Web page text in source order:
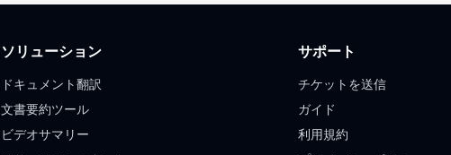
ソリューション
ドキュメント翻訳
文書要約ツール
ビデオサマリー
サポート
チケットを送信
ガイド
利用規約